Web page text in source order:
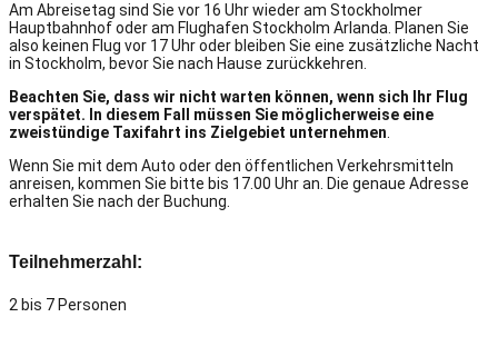
Am Abreisetag sind Sie vor 16 Uhr wieder am Stockholmer
Hauptbahnhof oder am Flughafen Stockholm Arlanda. Planen Sie
also keinen Flug vor 17 Uhr oder bleiben Sie eine zusätzliche Nacht
in Stockholm, bevor Sie nach Hause zurückkehren.
Beachten Sie, dass wir nicht warten können, wenn sich Ihr Flug
verspätet. In diesem Fall müssen Sie möglicherweise eine
zweistündige Taxifahrt ins Zielgebiet unternehmen.
Wenn Sie mit dem Auto oder den öffentlichen Verkehrsmitteln
anreisen, kommen Sie bitte bis 17.00 Uhr an. Die genaue Adresse
erhalten Sie nach der Buchung.
Teilnehmerzahl:
2 bis 7 Personen